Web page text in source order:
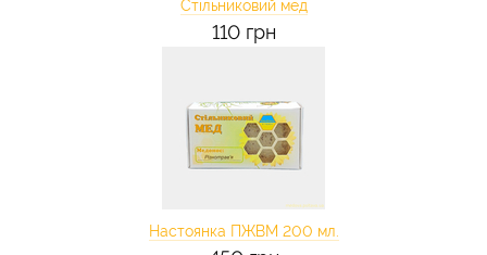
Стільниковий мед
110 грн
Настоянка ПЖВМ 200 мл.